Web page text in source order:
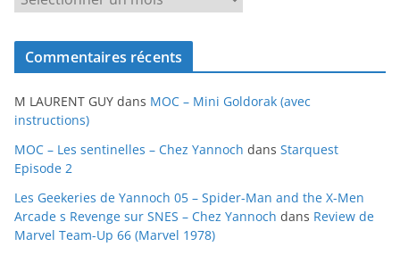
c
v
e
s
Commentaires récents
M LAURENT GUY dans MOC – Mini Goldorak (avec
instructions)
MOC – Les sentinelles – Chez Yannoch dans Starquest
Episode 2
Les Geekeries de Yannoch 05 – Spider-Man and the X-Men
Arcade s Revenge sur SNES – Chez Yannoch dans Review de
Marvel Team-Up 66 (Marvel 1978)